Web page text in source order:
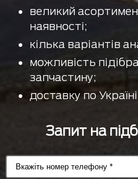
великий
наявності;
кілька варіантів
можливість
запчастину;
доставку по
Запит на